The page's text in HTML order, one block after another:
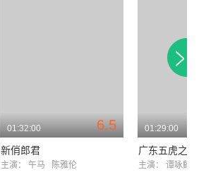
6.5
01:32:00
新俏郎君
主演： 午马 陈雅伦
01:29:00
广东五虎之铁拳
主演： 谭咏麟